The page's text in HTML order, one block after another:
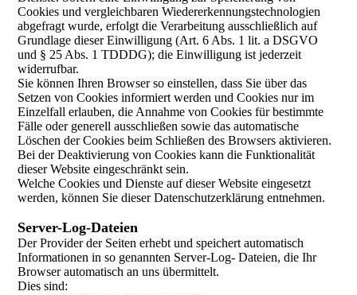
Cookies und vergleichbaren Wiedererkennungstechnologien
abgefragt wurde, erfolgt die Verarbeitung ausschließlich auf
Grundlage dieser Einwilligung (Art. 6 Abs. 1 lit. a DSGVO
und § 25 Abs. 1 TDDDG); die Einwilligung ist jederzeit
widerrufbar.
Sie können Ihren Browser so einstellen, dass Sie über das
Setzen von Cookies informiert werden und Cookies nur im
Einzelfall erlauben, die Annahme von Cookies für bestimmte
Fälle oder generell ausschließen sowie das automatische
Löschen der Cookies beim Schließen des Browsers aktivieren.
Bei der Deaktivierung von Cookies kann die Funktionalität
dieser Website eingeschränkt sein.
Welche Cookies und Dienste auf dieser Website eingesetzt
werden, können Sie dieser Datenschutzerklärung entnehmen.
Server-Log-Dateien
Der Provider der Seiten erhebt und speichert automatisch
Informationen in so genannten Server-Log- Dateien, die Ihr
Browser automatisch an uns übermittelt.
Dies sind: